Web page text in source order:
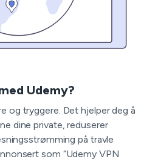
Udemy?
og tryggere. Det hjelper deg å
dine private, reduserer
på travle
som “Udemy VPN